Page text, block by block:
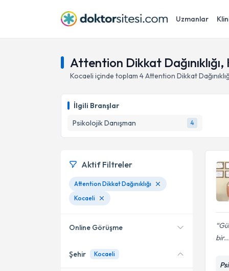
Uzmanlar
Attention Dikkat Dağınıklığı,
Kocaeli içinde toplam 4Attention Dikkat
İlgili Branşlar
Psikolojik Danışman
4
bir...
Aktif Filtreler
Attention Dikkat Dağınıklığı
Kocaeli
Online Görüşme
Online danışmanlık sunan
Şehir Kocaeli